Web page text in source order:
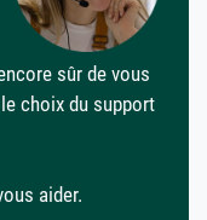
sûr de vous
choix du support
aider.